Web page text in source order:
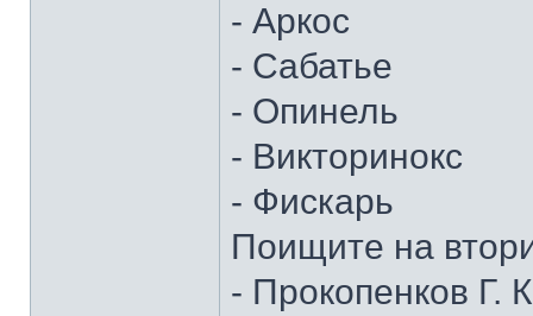
- Аркос
- Сабатье
- Опинель
- Викторинокс
- Фискарь
Поищите на
- Прокопенков Г.